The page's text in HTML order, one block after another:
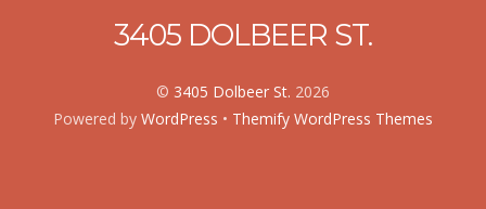
3405 DOLBEER ST.
© 3405 Dolbeer St. 2026
Powered by WordPress • Themify WordPress Themes